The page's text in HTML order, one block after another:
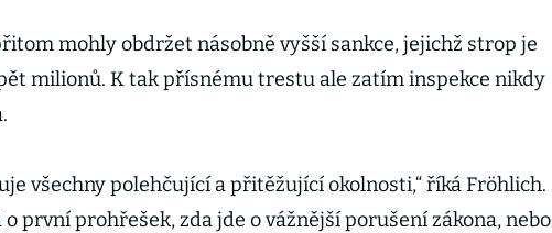
mohly obdržet násobně vyšší sankce, jejichž strop je
milionů. K tak přísnému trestu ale zatím inspekce nikdy
všechny polehčující a přitěžující okolnosti,“ říká Fröhlich.
o první prohřešek, zda jde o vážnější porušení zákona, nebo